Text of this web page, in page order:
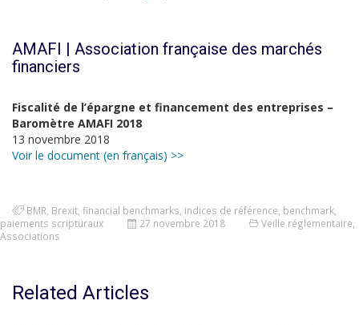
AMAFI | Association française des marchés
financiers
Fiscalité de l’épargne et financement des entreprises –
Baromètre AMAFI 2018
13 novembre 2018
Voir le document (en français) >>
BMR Brexit financial benchmarks indices de référence benchmark
paiements scripturaux
27 novembre 2018 Veille réglementaire
Associations
Related Articles